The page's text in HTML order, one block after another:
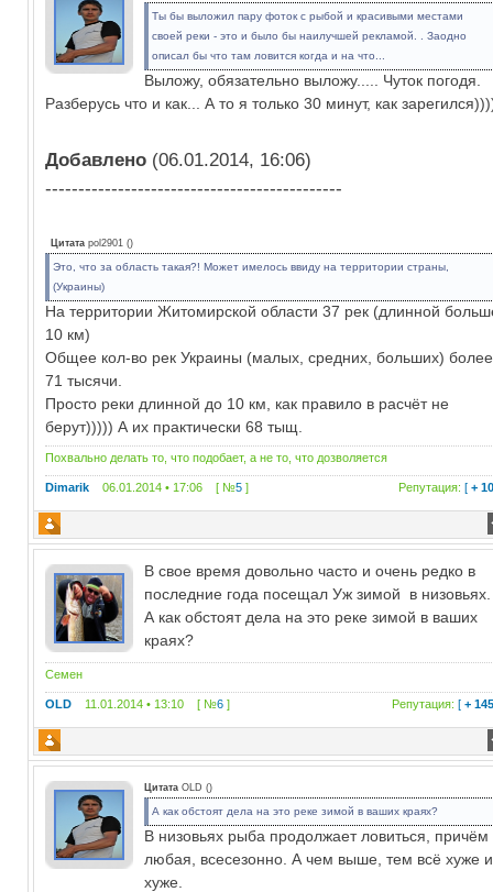
Ты бы выложил пару фоток с рыбой и красивыми местами
своей реки - это и было бы наилучшей рекламой. . Заодно
описал бы что там ловится когда и на что...
Выложу, обязательно выложу..... Чуток погодя.
Разберусь что и как... А то я только 30 минут, как
Добавлено (06.01.2014, 16:06)
---------------------------------------------
Цитата pol2901 ()
Это, что за область такая?! Может имелось ввиду на территории страны,
(Украины)
На территории Житомирской области 37 рек (длинной
10 км)
Общее кол-во рек Украины (малых, средних, больших) более
71 тысячи.
Просто реки длинной до 10 км, как правило в расчёт не
берут))))) А их практически 68 тыщ.
Похвально делать то, что подобает, а не то, что дозволяется
Dimarik 06.01.2014 • 17:06 [ №5 ] Репутация: [+
В свое время довольно часто и очень редко в
последние года посещал Уж зимой в низовьях.
А как обстоят дела на это реке зимой в ваших
краях?
Семен
OLD 11.01.2014 • 13:10 [ №6 ] Репутация: [+
Цитата OLD ()
А как обстоят дела на это реке зимой в ваших краях?
В низовьях рыба продолжает ловиться, причём
любая, всесезонно. А чем выше, тем всё хуже и
хуже.